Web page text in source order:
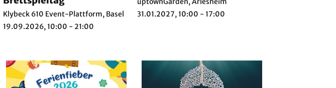
Klybeck 610 Event-Plattform, Basel
19.09.2026, 10:00 - 21:00
31.01.2027, 10:00 - 17:00